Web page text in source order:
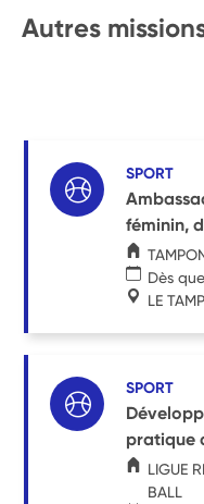
Autres
SPORT
féminin,
Dès
LE
SPORT
pratique
LIGUE
BALL